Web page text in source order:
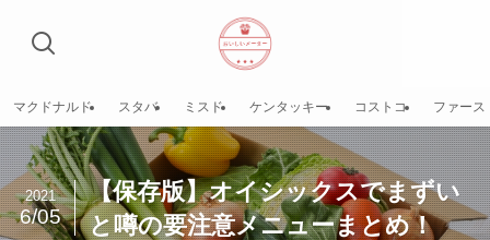
マクドナルド スタバ ミスド ケンタッキー コストコ ファース
【保存版】オイシックスでまずい
と噂の要注意メニューまとめ！
2021
6/05